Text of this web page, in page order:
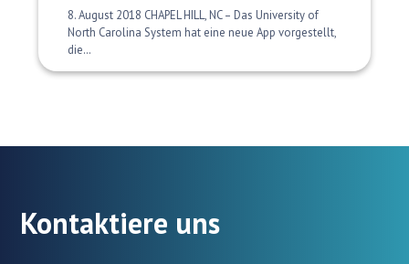
8. August 2018 CHAPEL HILL, NC – Das University of
North Carolina System hat eine neue App vorgestellt,
die…
Kontaktiere uns